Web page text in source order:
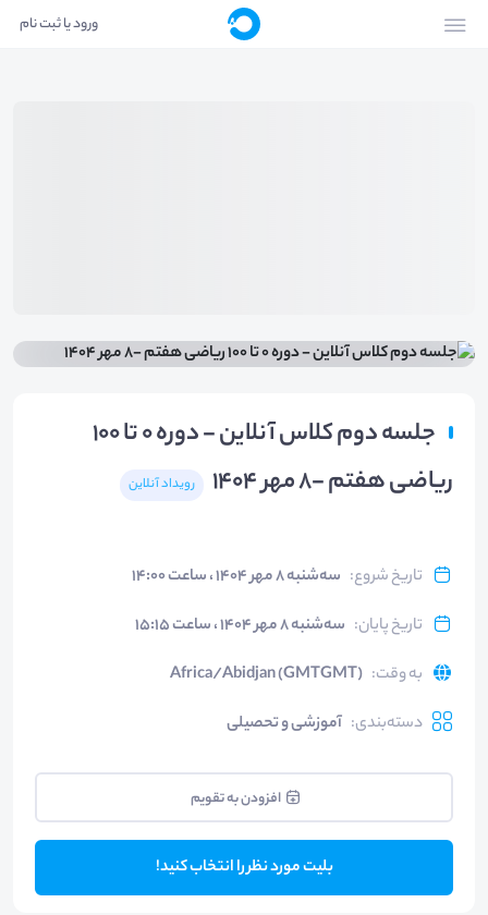
ورود یا ثبت نام
جلسه دوم کلاس آنلاین - دوره 0 تا 100
ریاضی هفتم -8 مهر 1404
رویداد آنلاین
تاریخ شروع: سه‌شنبه ۸ مهر ۱۴۰۴ ، ساعت ۱۴:۰۰
تاریخ پایان: سه‌شنبه ۸ مهر ۱۴۰۴ ، ساعت ۱۵:۱۵
به وقت:
Africa/Abidjan (GMTGMT)
دسته‌بندی: آموزشی و تحصیلی
افزودن به تقویم
بلیت مورد نظر را انتخاب کنید!